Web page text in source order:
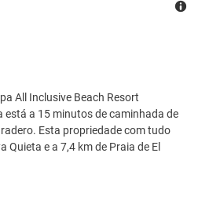
All Inclusive Beach Resort
está a 15 minutos de caminhada de
Esta propriedade com tudo
Quieta e a 7,4 km de Praia de El